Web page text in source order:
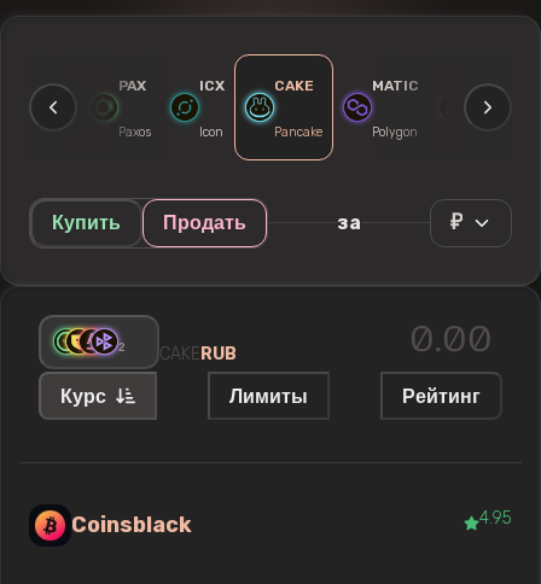
ETC PAX
Paxos
ICX
Icon
CAKE
Pancake
MATIC
Polygon
UNI
Купить Продать за ₽
+2 CAKE RUB
Курс Лимиты Рейтинг
Coinsblack 4.95